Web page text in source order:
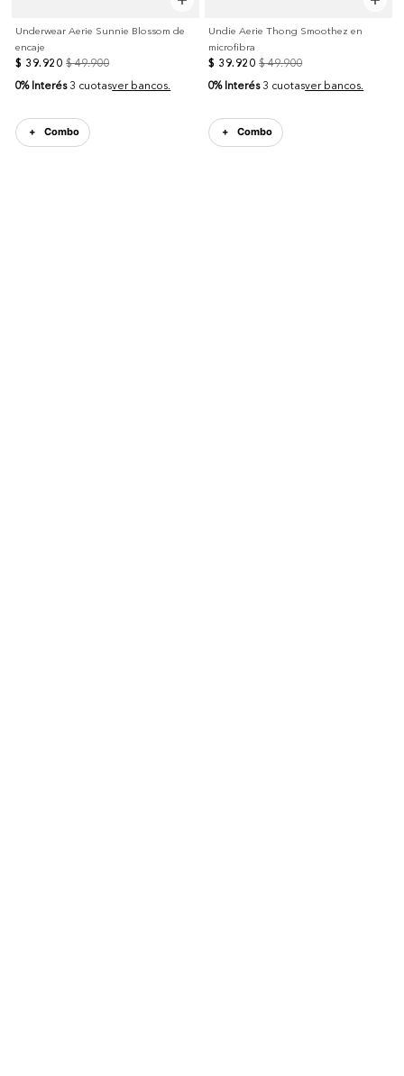
Underwear Aerie Sunnie Blossom de
encaje
$ 39. 920 $ 49.900
0% Interés 3 cuotasver bancos.
Combo
Undie Aerie Thong Smoothez en
microfibra
$ 39. 920 $ 49.900
0% Interés 3 cuotasver bancos.
Combo